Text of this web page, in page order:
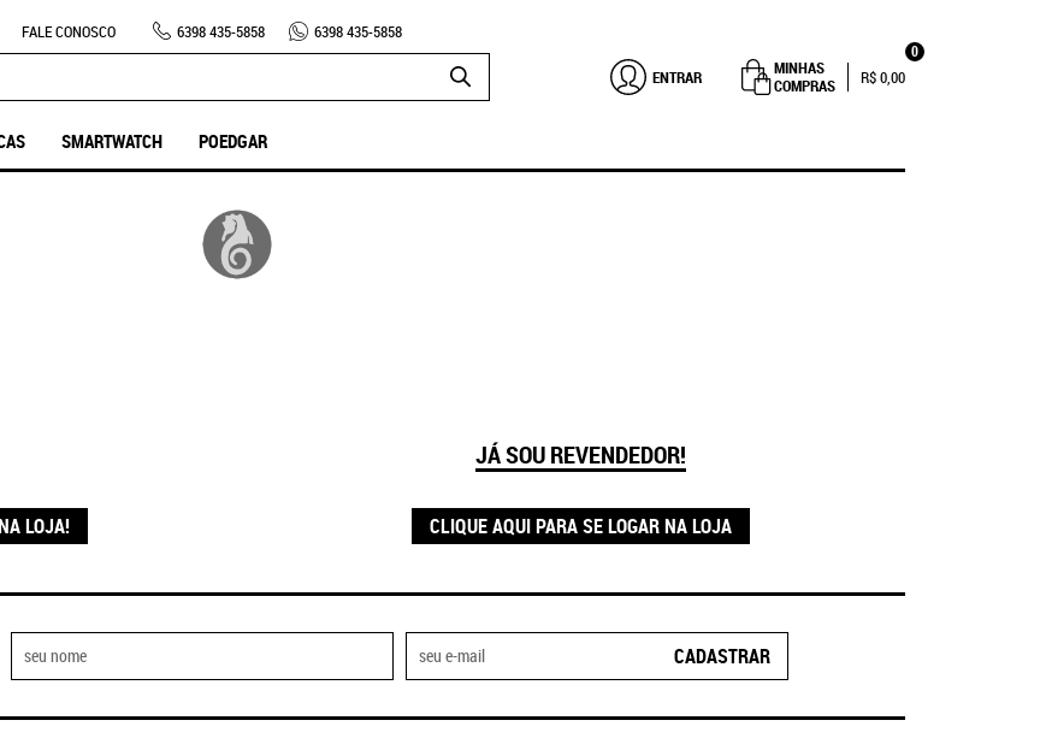
FALE CONOSCO 6398435-5858 6398435-5858
ENTRAR
MINHAS
COMPRAS
0
R$ 0,00
SMARTWATCH POEDGAR
LOJA!
JÁ SOU REVENDEDOR!
CLIQUE AQUI PARA SE LOGAR NA LOJA
CADASTRAR